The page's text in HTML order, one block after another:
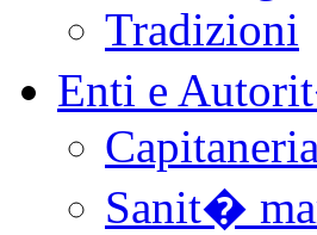
Tradizioni
Enti e
Sanit�